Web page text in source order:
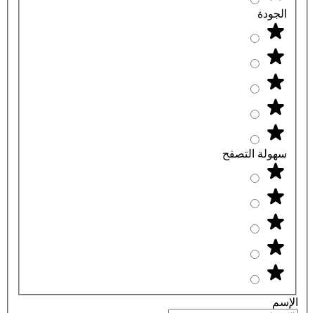
الجودة
سهولة التصفح
الإسم